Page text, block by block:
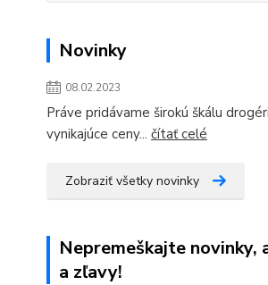
Novinky
08.02.2023
Práve pridávame širokú škálu
vynikajúce ceny... čítať celé
Zobraziť všetky novinky
Nepremeškajte novinky,
a zľavy!